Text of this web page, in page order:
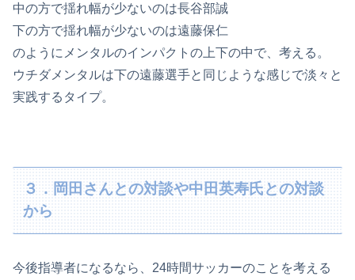
中の方で揺れ幅が少ないのは長谷部誠
下の方で揺れ幅が少ないのは遠藤保仁
のようにメンタルのインパクトの上下の中で、考える。
ウチダメンタルは下の遠藤選手と同じような感じで淡々と
実践するタイプ。
３．岡田さんとの対談や中田英寿氏との対談
から
今後指導者になるなら、24時間サッカーのことを考える